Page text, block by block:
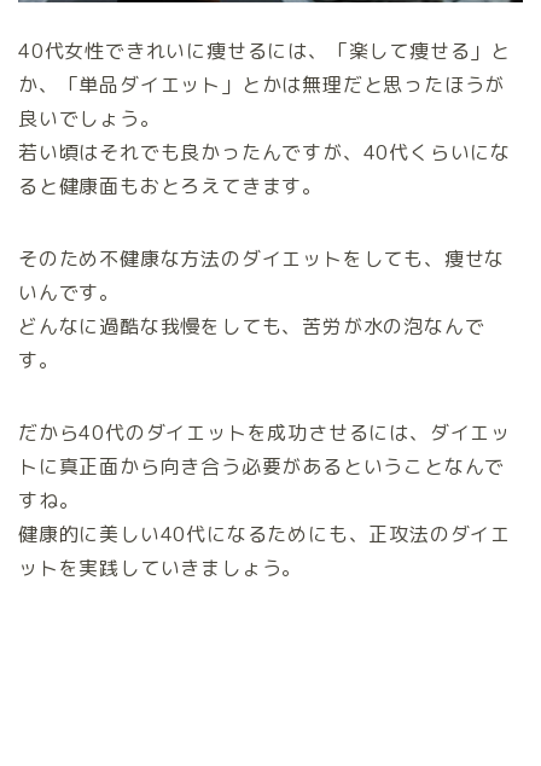
40代女性できれいに痩せるには、「楽して痩せる」と
か、「単品ダイエット」とかは無理だと思ったほうが
良いでしょう。
若い頃はそれでも良かったんですが、40代くらいにな
ると健康面もおとろえてきます。
そのため不健康な方法のダイエットをしても、痩せな
いんです。
どんなに過酷な我慢をしても、苦労が水の泡なんで
す。
だから40代のダイエットを成功させるには、ダイエッ
トに真正面から向き合う必要があるということなんで
すね。
健康的に美しい40代になるためにも、正攻法のダイエ
ットを実践していきましょう。